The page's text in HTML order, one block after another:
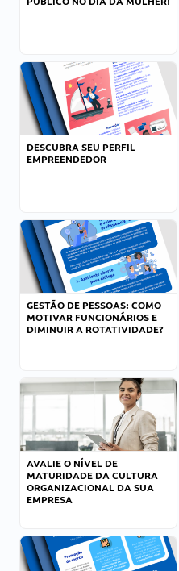
DESCUBRA SEU PERFIL
EMPREENDEDOR
GESTÃO DE PESSOAS: COMO
MOTIVAR FUNCIONÁRIOS E
DIMINUIR A ROTATIVIDADE?
AVALIE O NÍVEL DE
MATURIDADE DA CULTURA
ORGANIZACIONAL DA SUA
EMPRESA